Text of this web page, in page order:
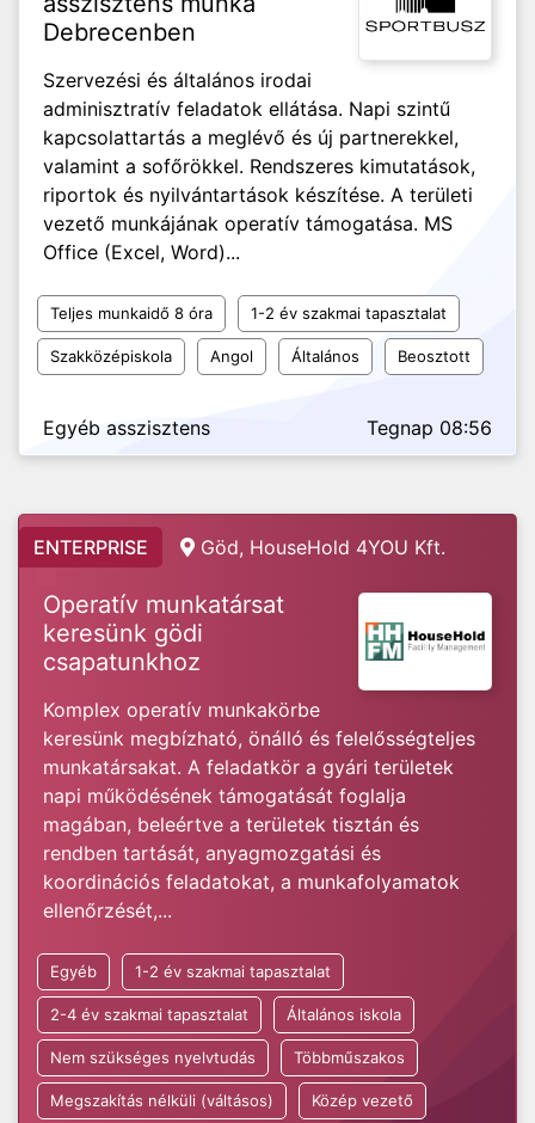
Debrecenben
Szervezési és általános irodai
adminisztratív feladatok ellátása. Napi szintű
kapcsolattartás a meglévő és új partnerekkel,
valamint a sofőrökkel. Rendszeres kimutatások,
riportok és nyilvántartások készítése. A területi
vezető munkájának operatív támogatása. MS
Office (Excel, Word)...
Teljes munkaidő 8 óra 1-2 év szakmai tapasztalat
Szakközépiskola Angol Általános Beosztott
Egyéb asszisztens Tegnap 08:56
ENTERPRISE Göd, HouseHold 4YOU Kft.
Operatív munkatársat
keresünk gödi
csapatunkhoz
Komplex operatív munkakörbe
keresünk megbízható, önálló és felelősségteljes
munkatársakat. A feladatkör a gyári területek
napi működésének támogatását foglalja
magában, beleértve a területek tisztán és
rendben tartását, anyagmozgatási és
koordinációs feladatokat, a munkafolyamatok
ellenőrzését,...
Egyéb 1-2 év szakmai tapasztalat
2-4 év szakmai tapasztalat Általános iskola
Nem szükséges nyelvtudás Többműszakos
Megszakítás nélküli (váltásos) Közép vezető